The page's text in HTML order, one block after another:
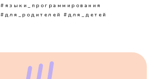
#языки_программирования
#для_родителей #для_детей